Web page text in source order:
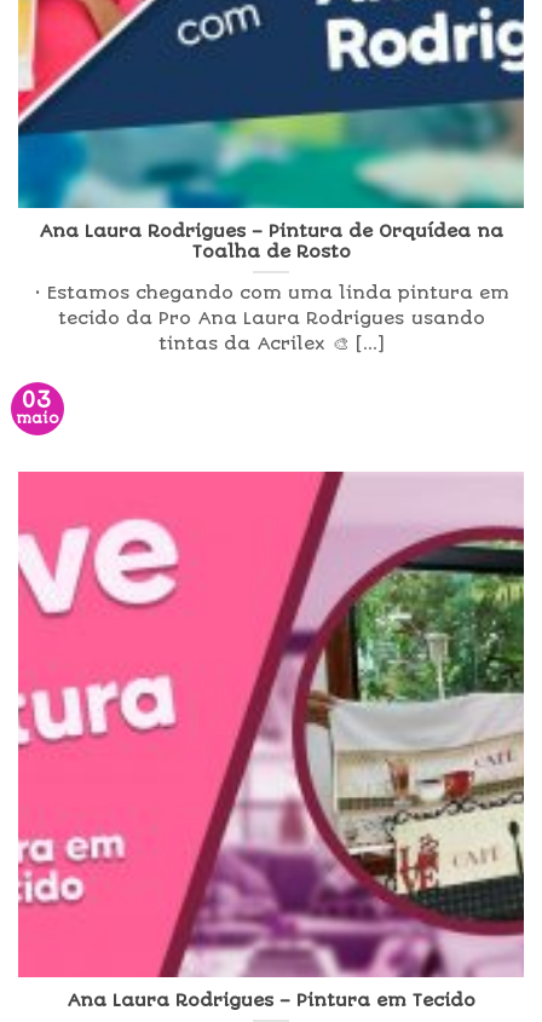
Ana Laura Rodrigues – Pintura de Orquídea na
Toalha de Rosto
• Estamos chegando com uma linda pintura em
tecido da Pro Ana Laura Rodrigues usando
tintas da Acrilex 🎨 [...]
03
maio
Ana Laura Rodrigues – Pintura em Tecido